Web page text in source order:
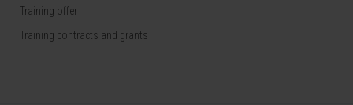
Training offer
Training contracts and grants